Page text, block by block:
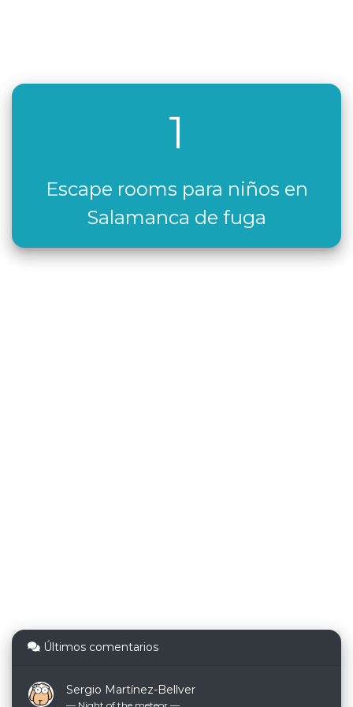
1
Escape rooms para niños en
Salamanca de fuga
Últimos comentarios
Sergio Martínez-Bellver